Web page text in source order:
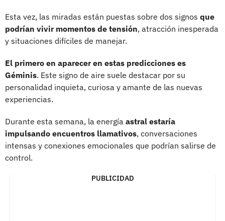
Esta vez, las miradas están puestas sobre dos signos que
podrían vivir momentos de tensión, atracción inesperada
y situaciones difíciles de manejar.
El primero en aparecer en estas predicciones es
Géminis. Este signo de aire suele destacar por su
personalidad inquieta, curiosa y amante de las nuevas
experiencias.
Durante esta semana, la energía astral estaría
impulsando encuentros llamativos, conversaciones
intensas y conexiones emocionales que podrían salirse de
control.
PUBLICIDAD